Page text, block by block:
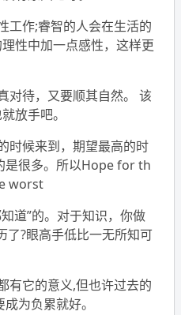
工作;睿智的人会在生活的
性中加一点感性，这样更
对待，又要顺其自然。 该
放手吧。
时候来到，期望最高的时
是很多。所以Hope for th
worst
道”的。对于知识，你做
了?眼高手低比一无所知可
有它的意义,但也许过去的
为负累就好。